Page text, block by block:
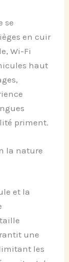
se
en cuir
Wi-Fi
haut
priment.
la nature
et la
une
les